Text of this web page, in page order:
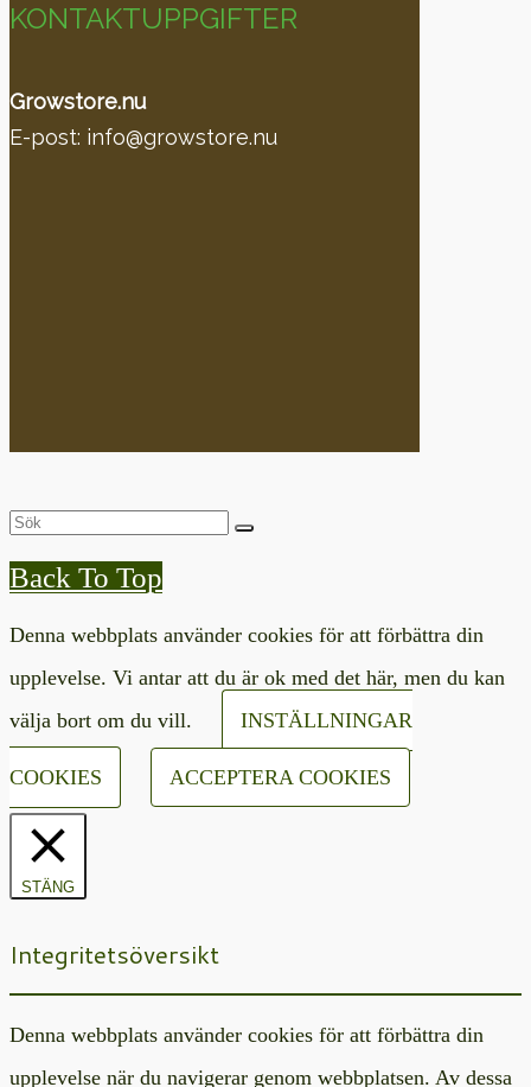
KONTAKTUPPGIFTER
Growstore.nu
E-post: info@growstore.nu
Back To Top
Denna webbplats använder cookies för att förbättra din
upplevelse. Vi antar att du är ok med det här, men du kan
välja bort om du vill.
INSTÄLLNINGAR
COOKIES ACCEPTERA COOKIES
STÄNG
Integritetsöversikt
Denna webbplats använder cookies för att förbättra din
upplevelse när du navigerar genom webbplatsen. Av dessa